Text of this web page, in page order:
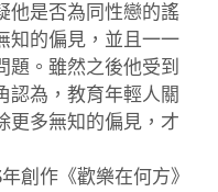
他是否為同性戀的謠
知的偏見，並且一一
題。雖然之後他受到
認為，教育年輕人關
更多無知的偏見，才
創作《歡樂在何方》